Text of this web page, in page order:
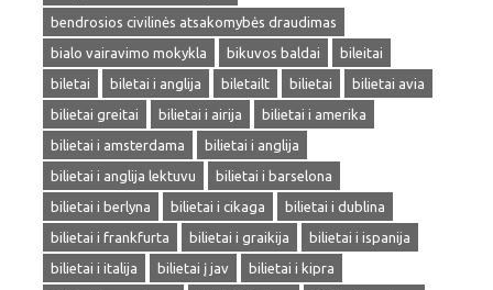
bendrosios civilinės atsakomybės draudimas
bialo vairavimo mokykla
bikuvos baldai
bileitai
biletai
biletai i anglija biletailt bilietai
bilietai avia
bilietai greitai
bilietai i airija
bilietai i amerika
bilietai i amsterdama
bilietai i anglija
bilietai i anglija lektuvu
bilietai i barselona
bilietai i berlyna
bilietai i cikaga
bilietai i dublina
bilietai i frankfurta
bilietai i graikija
bilietai i ispanija
bilietai i italija
bilietai į jav
bilietai i kipra